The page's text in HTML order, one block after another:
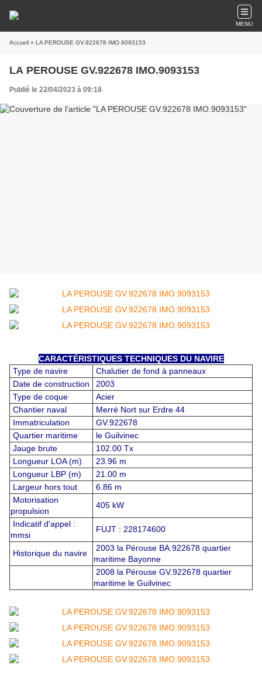
MENU
Accueil » LA PEROUSE GV.922678 IMO.9093153
LA PEROUSE GV.922678 IMO.9093153
Publié le 22/04/2023 à 09:18
CARACTÉRISTIQUES TECHNIQUES DU NAVIRE
Type de navire
Chalutier de fond à panneaux
Date de construction
2003
Type de coque
Acier
Chantier naval
Merré Nort sur Erdre 44
Immatriculation
GV.922678
Quartier maritime
le Guilvinec
Jauge brute
102.00 Tx
Longueur LOA (m)
23.96 m
Longueur LBP (m)
21.00 m
Largeur hors tout
6.86 m
Motorisation
propulsion
405 kW
Indicatif d'appel :
mmsi
FUJT : 228174600
Historique du navire
2003 la Pérouse BA.922678 quartier
maritime Bayonne
2008 la Pérouse GV.922678 quartier
maritime le Guilvinec